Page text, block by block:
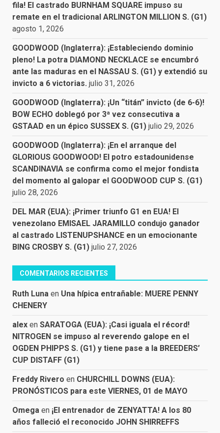
fila! El castrado BURNHAM SQUARE impuso su
remate en el tradicional ARLINGTON MILLION S. (G1)
agosto 1, 2026
GOODWOOD (Inglaterra): ¡Estableciendo dominio
pleno! La potra DIAMOND NECKLACE se encumbró
ante las maduras en el NASSAU S. (G1) y extendió su
invicto a 6 victorias. julio 31, 2026
GOODWOOD (Inglaterra): ¡Un “titán” invicto (de 6-6)!
BOW ECHO doblegó por 3ª vez consecutiva a
GSTAAD en un épico SUSSEX S. (G1) julio 29, 2026
GOODWOOD (Inglaterra): ¡En el arranque del
GLORIOUS GOODWOOD! El potro estadounidense
SCANDINAVIA se confirma como el mejor fondista
del momento al galopar el GOODWOOD CUP S. (G1)
julio 28, 2026
DEL MAR (EUA): ¡Primer triunfo G1 en EUA! El
venezolano EMISAEL JARAMILLO condujo ganador
al castrado LISTENUPSHANCE en un emocionante
BING CROSBY S. (G1) julio 27, 2026
COMENTARIOS RECIENTES
Ruth Luna en Una hípica entrañable: MUERE PENNY
CHENERY
alex en SARATOGA (EUA): ¡Casi iguala el récord!
NITROGEN se impuso al reverendo galope en el
OGDEN PHIPPS S. (G1) y tiene pase a la BREEDERS’
CUP DISTAFF (G1)
Freddy Rivero en CHURCHILL DOWNS (EUA):
PRONÓSTICOS para este VIERNES, 01 de MAYO
Omega en ¡El entrenador de ZENYATTA! A los 80
años falleció el reconocido JOHN SHIRREFFS